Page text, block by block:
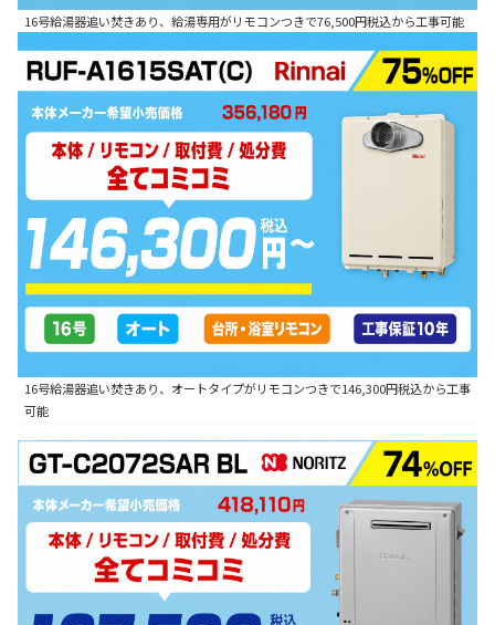
16号給湯器追い焚きあり、給湯専用がリモコンつきで76,500円税込から工事可能
16号給湯器追い焚きあり、オートタイプがリモコンつきで146,300円税込から工事
可能